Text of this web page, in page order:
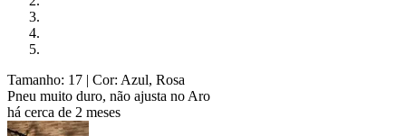
Tamanho: 17 | Cor: Azul, Rosa
Pneu muito duro, não ajusta no Aro
há cerca de 2 meses